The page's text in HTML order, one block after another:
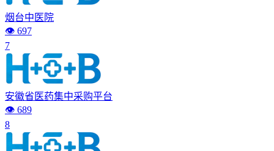
烟台中医院
👁️ 697
7
安徽省医药集中采购平台
👁️ 689
8